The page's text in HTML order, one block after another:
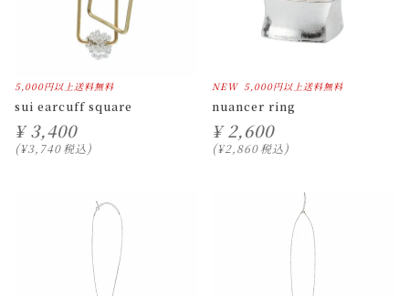
5,000円以上送料無料
sui earcuff square
¥ 3,400
¥3,740税込
NEW 5,000円以上送料無料
nuancer ring
¥ 2,600
¥2,860税込